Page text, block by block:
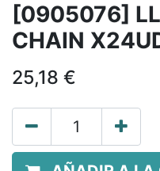
[0905076]
CHAIN
25,18 €